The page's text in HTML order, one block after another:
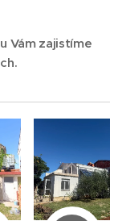
Vám zajistíme